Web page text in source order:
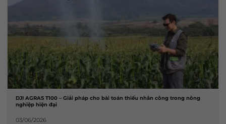
DJI AGRAS T100 – Giải pháp cho bài toán thiếu nhân công trong nông
nghiệp hiện đại
03/06/2026